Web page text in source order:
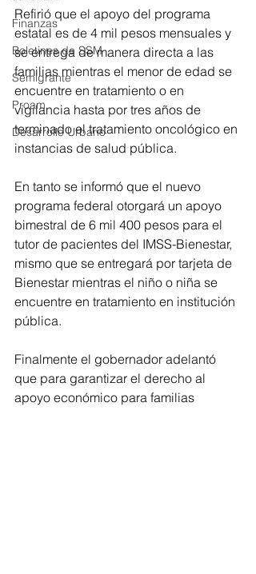
Finanzas
Boletines de SSM
Semigrante
Proam
Desarrollo Urbano
Refirió que el apoyo del programa
estatal es de 4 mil pesos mensuales y
se entrega de manera directa a las
familias mientras el menor de edad se
encuentre en tratamiento o en
vigilancia hasta por tres años de
terminado el tratamiento oncológico en
instancias de salud pública.
En tanto se informó que el nuevo
programa federal otorgará un apoyo
bimestral de 6 mil 400 pesos para el
tutor de pacientes del IMSS-Bienestar,
mismo que se entregará por tarjeta de
Bienestar mientras el niño o niña se
encuentre en tratamiento en institución
pública.
Finalmente el gobernador adelantó
que para garantizar el derecho al
apoyo económico para familias